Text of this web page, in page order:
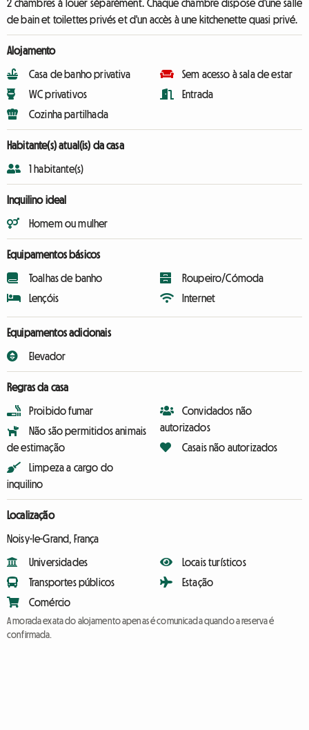
2 chambres à louer séparément. Chaque chambre dispose d'une salle
de bain et toilettes privés et d'un accès à une kitchenette quasi privé.
Alojamento
Casa de banho privativa
WC privativos
Cozinha partilhada
Sem acesso à sala de estar
Entrada
Habitante(s) atual(is) da casa
1 habitante(s)
Inquilino ideal
Homem ou mulher
Equipamentos básicos
Toalhas de banho
Lençóis
Roupeiro/Cómoda
Internet
Equipamentos adicionais
Elevador
Regras da casa
Proibido fumar
Não são permitidos animais
de estimação
Limpeza a cargo do
inquilino
Convidados não
autorizados
Casais não autorizados
Localização
Noisy-le-Grand, França
Universidades
Transportes públicos
Comércio
Locais turísticos
Estação
A morada exata do alojamento apenas é comunicada quando a reserva é
confirmada.